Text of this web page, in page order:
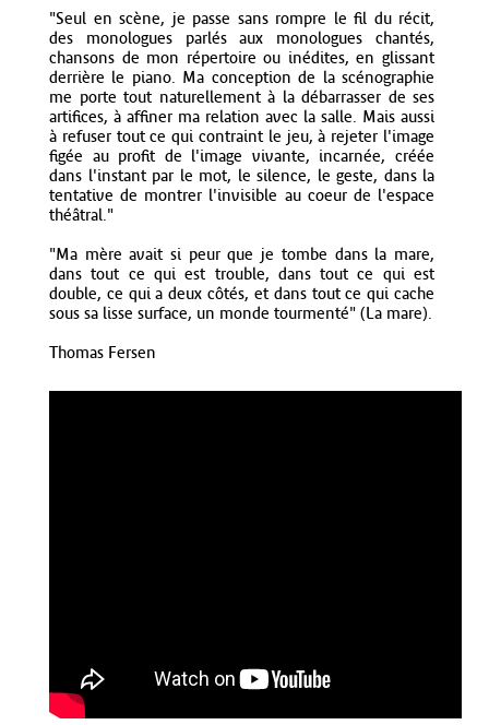
"Seul en scène, je passe sans rompre le fil du récit,
des monologues parlés aux monologues chantés,
chansons de mon répertoire ou inédites, en glissant
derrière le piano. Ma conception de la scénographie
me porte tout naturellement à la débarrasser de ses
artifices, à affiner ma relation avec la salle. Mais aussi
à refuser tout ce qui contraint le jeu, à rejeter l'image
figée au profit de l'image vivante, incarnée, créée
dans l'instant par le mot, le silence, le geste, dans la
tentative de montrer l'invisible au coeur de l'espace
théâtral."
"Ma mère avait si peur que je tombe dans la mare,
dans tout ce qui est trouble, dans tout ce qui est
double, ce qui a deux côtés, et dans tout ce qui cache
sous sa lisse surface, un monde tourmenté" (La mare).
Thomas Fersen